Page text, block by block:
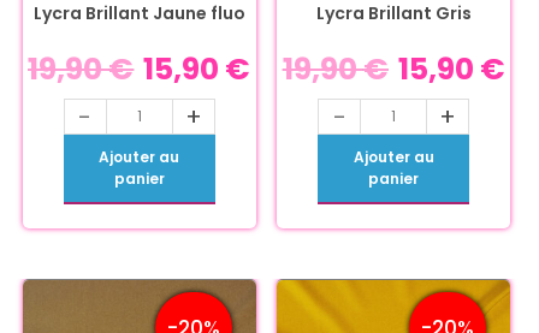
Lycra Brillant Jaune fluo
19,90€ 15,90 €
- +
Ajouter au
panier
Lycra Brillant Gris
19,90€ 15,90 €
- +
Ajouter au
panier